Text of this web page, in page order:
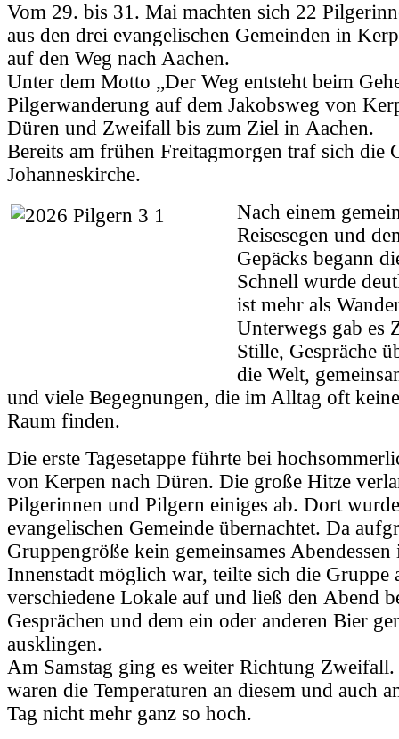
Vom 29. bis 31. Mai machten sich 22
aus den drei evangelischen Gemeinden in
auf den Weg nach Aachen.
Unter dem Motto „Der Weg entsteht beim
Pilgerwanderung auf dem Jakobsweg von
Düren und Zweifall bis zum Ziel in Aachen.
Bereits am frühen Freitagmorgen traf sich die
Johanneskirche.
Nach einem
Reisesegen und
Gepäcks begann
Schnell wurde
ist mehr als
Unterwegs gab es
Stille, Gespräche
die Welt,
und viele Begegnungen, die im Alltag oft
Raum finden.
Die erste Tagesetappe führte bei
von Kerpen nach Düren. Die große Hitze
Pilgerinnen und Pilgern einiges ab. Dort
evangelischen Gemeinde übernachtet. Da
Gruppengröße kein gemeinsames
Innenstadt möglich war, teilte sich die Gruppe
verschiedene Lokale auf und ließ den Abend
Gesprächen und dem ein oder anderen Bier
ausklingen.
Am Samstag ging es weiter Richtung
waren die Temperaturen an diesem und auch
Tag nicht mehr ganz so hoch.